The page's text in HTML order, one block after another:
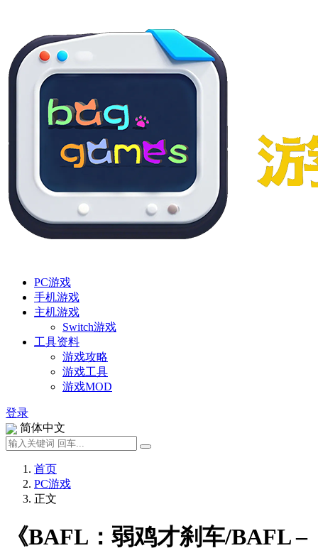
PC游戏
手机游戏
主机游戏
Switch游戏
工具资料
游戏攻略
游戏工具
游戏MOD
登录
简体中文
首页
PC游戏
正文
《BAFL：弱鸡才刹车/BAFL –